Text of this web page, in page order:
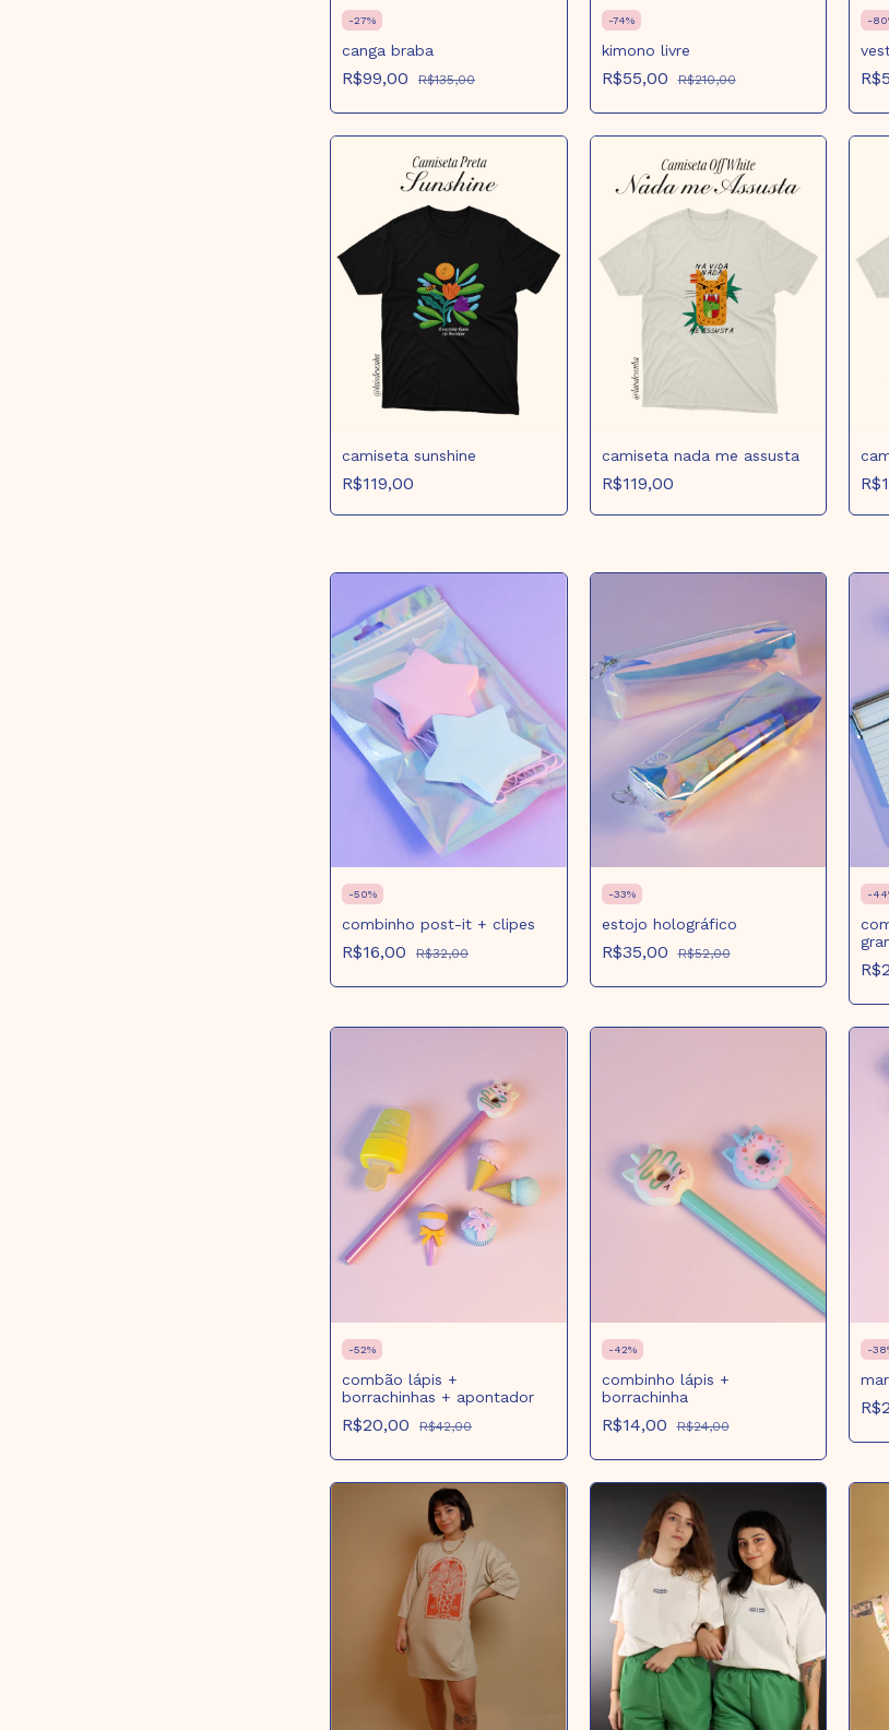
-27%
canga braba
R$99,00 R$135,00
-74%
kimono livre
R$55,00 R$210,00
-80
camiseta sunshine
R$119,00
camiseta nada me assusta
R$119,00
-50%
combinho post-it + clipes
R$16,00 R$32,00
-33%
estojo holográfico
R$35,00 R$52,00
-44
-52%
combão lápis +
borrachinhas + apontador
R$20,00 R$42,00
-42%
combinho lápis +
borrachinha
R$14,00 R$24,00
-38